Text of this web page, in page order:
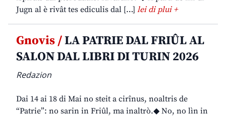
Jugn al è rivât tes ediculis dal […] lei di plui +
Gnovis /LA PATRIE DAL FRIÛL AL
SALON DAL LIBRI DI TURIN 2026
Redazion
Dai 14 ai 18 di Mai no steit a cirînus, noaltris de
“Patrie”: no sarin in Friûl, ma inaltrò.◆ No, no lìn in